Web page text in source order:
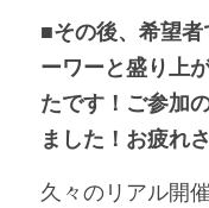
■その後、希望
ーワーと盛り上
たです！ご参加
ました！お疲れ
久々のリアル開